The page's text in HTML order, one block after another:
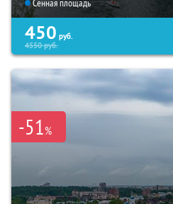
Сенная площадь
450 руб.
4550руб.
-51%